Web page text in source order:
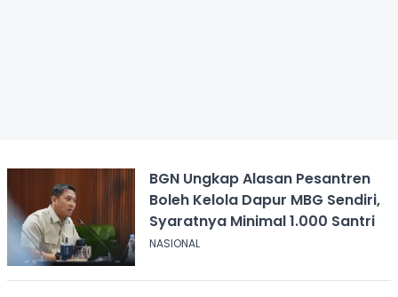
BGN Ungkap Alasan Pesantren
Boleh Kelola Dapur MBG Sendiri,
Syaratnya Minimal 1.000 Santri
NASIONAL